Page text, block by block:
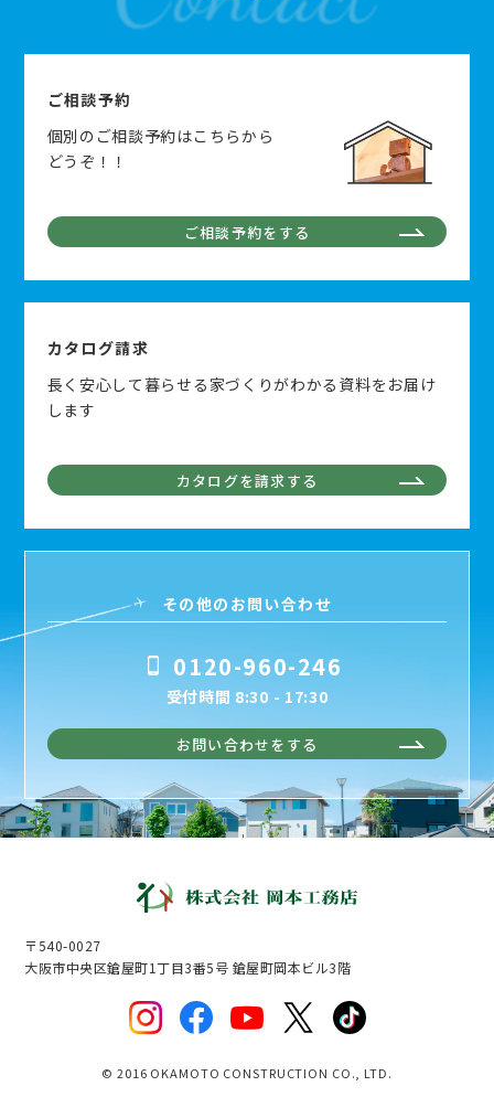
ご相談予約
個別のご相談予約はこちらから
どうぞ！！
ご相談予約をする
カタログ請求
長く安心して暮らせる家づくりがわかる資料をお届け
します
カタログを請求する
その他のお問い合わせ
0120-960-246
受付時間 8:30 - 17:30
お問い合わせをする
〒540-0027
大阪市中央区鎗屋町1丁目3番5号 鎗屋町岡本ビル3階
© 2016 OKAMOTO CONSTRUCTION CO., LTD.